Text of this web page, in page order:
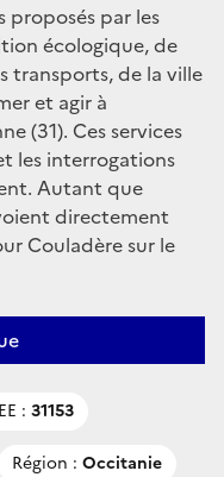
proposés par les
écologique, de
transports, de la ville
et agir à
(31). Ces services
les interrogations
Autant que
directement
Couladère sur le
: 31153
Région : Occitanie